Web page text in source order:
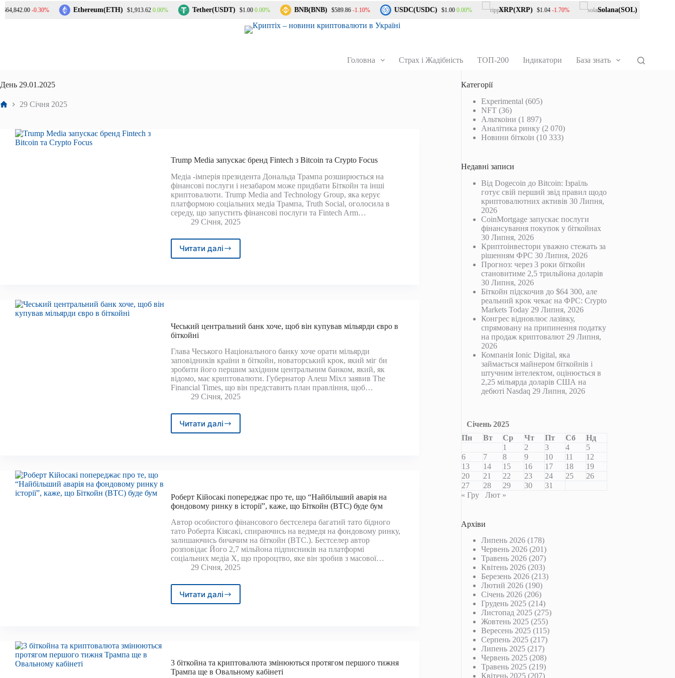
до
-0.30% Ethereum(ETH) $1,913.62 0.00% Tether(USDT) $1.00 0.00% BNB(BNB) $589.86 -1.10% USDC(USDC) $1.00 0.00% XRP(XRP) $1.04 -1.70% Solana(SOL) $73.63
Головна Страх і Жадібність ТОП-200 Індикатори База знать
День 29.01.2025
Головна29 Січня 2025
Trump Media запускає бренд Fintech з Bitcoin та Crypto Focus
Медіа -імперія президента Дональда Трампа розширюється на
фінансові послуги і незабаром може придбати Біткойн та інші
криптовалюти. Trump Media and Technology Group, яка керує
платформою соціальних медіа Трампа, Truth Social, оголосила в
середу, що запустить фінансові послуги та Fintech Arm…
29 Січня, 2025
Читати далі
Trump
Media
Crypto
Чеський центральний банк хоче, щоб він купував мільярди євро в
біткойні
Глава Чеського Національного банку хоче орати мільярди
заповідників країни в біткойн, новаторський крок, який міг би
зробити його першим західним центральним банком, який, як
відомо, має криптовалюти. Губернатор Алеш Міхл заявив The
Financial Times, що він представить план правління, щоб…
29 Січня, 2025
Читати далі
Чеський
мільярди
євро
в
біткойні
Роберт Кійосакі попереджає про те, що “Найбільший аварія на
фондовому ринку в історії”, каже, що Біткойн (BTC) буде бум
Автор особистого фінансового бестселера багатий тато бідного
тато Роберта Кіясакі, спираючись на ведмедя на фондовому ринку,
залишаючись бичачим на біткойн (BTC.). Бестселер автор
розповідає Його 2,7 мільйона підписників на платформі
соціальних медіа X, що пророцтво, яке він зробив з масової…
29 Січня, 2025
Читати далі
Роберт
аварія
на
3 біткойна та криптовалюта змінюються протягом першого тижня
Трампа ще в Овальному кабінеті
Категорії
Experimental (605)
NFT (36)
Альткоіни (1 897)
Аналітика ринку (2 070)
Новини біткоін (10 333)
Недавні записи
Від Dogecoin до Bitcoin: Ізраїль
готує свій перший звід правил щодо
криптовалютних активів 30 Липня,
2026
CoinMortgage запускає послуги
фінансування покупок у біткойнах
30 Липня, 2026
Криптоінвестори уважно стежать за
рішенням ФРС 30 Липня, 2026
Прогноз: через 3 роки біткойн
становитиме 2,5 трильйона доларів
30 Липня, 2026
Біткойн підскочив до $64 300, але
реальний крок чекає на ФРС: Crypto
Markets Today 29 Липня, 2026
Конгрес відновлює лазівку,
спрямовану на припинення податку
на продаж криптовалют 29 Липня,
2026
Компанія Ionic Digital, яка
займається майнером біткойнів і
штучним інтелектом, оцінюється в
2,25 мільярда доларів США на
дебюті Nasdaq 29 Липня, 2026
Січень 2025
Пн
Вт Ср Чт Пт Сб
Нд
1
2 3 4
5
6
7 8 9 10 11
12
13
14 15 16 17 18
19
20
21 22 23 24 25
26
27
28 29 30
31
« Гру
Лют »
Архіви
Липень 2026 (178)
Червень 2026 (201)
Травень 2026 (207)
Квітень 2026 (203)
Березень 2026 (213)
Лютий 2026 (190)
Січень 2026 (206)
Грудень 2025 (214)
Листопад 2025 (275)
Жовтень 2025 (255)
Вересень 2025 (115)
Серпень 2025 (217)
Липень 2025 (217)
Червень 2025 (208)
Травень 2025 (219)
Квітень 2025 (207)